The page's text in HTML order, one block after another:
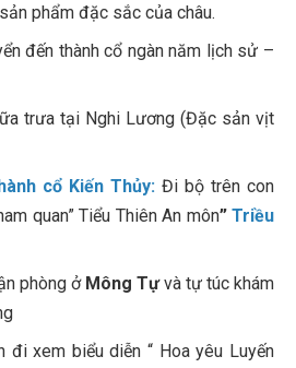
phẩm đặc sắc của châu.
đến thành cổ ngàn năm lịch sử –
trưa tại Nghi Lương (Đặc sản vịt
cổ Kiến Thủy: Đi bộ trên con
quan” Tiểu Thiên An môn” Triều
phòng ở Mông Tựvà tự túc khám
xem biểu diễn “ Hoa yêu Luyến